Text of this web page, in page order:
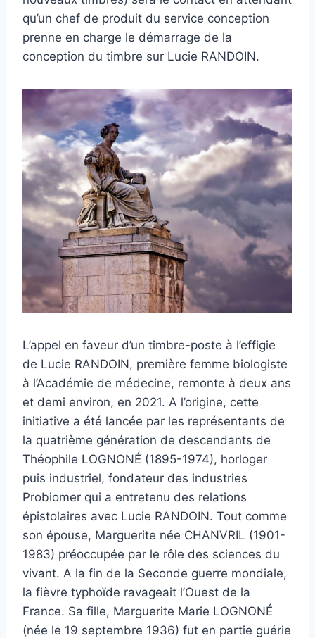
qu’un chef de produit du service conception
prenne en charge le démarrage de la
conception du timbre sur Lucie RANDOIN.
L’appel en faveur d’un timbre-poste à l’effigie
de Lucie RANDOIN, première femme biologiste
à l’Académie de médecine, remonte à deux ans
et demi environ, en 2021. A l’origine, cette
initiative a été lancée par les représentants de
la quatrième génération de descendants de
Théophile LOGNONÉ (1895-1974), horloger
puis industriel, fondateur des industries
Probiomer qui a entretenu des relations
épistolaires avec Lucie RANDOIN. Tout comme
son épouse, Marguerite née CHANVRIL (1901-
1983) préoccupée par le rôle des sciences du
vivant. A la fin de la Seconde guerre mondiale,
la fièvre typhoïde ravageait l’Ouest de la
France. Sa fille, Marguerite Marie LOGNONÉ
(née le 19 septembre 1936) fut en partie guérie